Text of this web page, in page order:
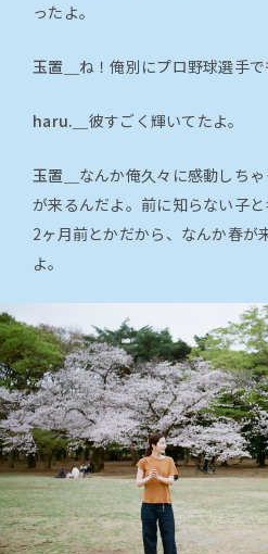
ったよ。
玉置＿ ね！俺別にプロ野球選手で
haru.＿ 彼すごく輝いてたよ。
玉置＿ なんか俺久々に感動しち
が来るんだよ。前に知らない子
2ヶ月前とかだから、なんか春が
よ。